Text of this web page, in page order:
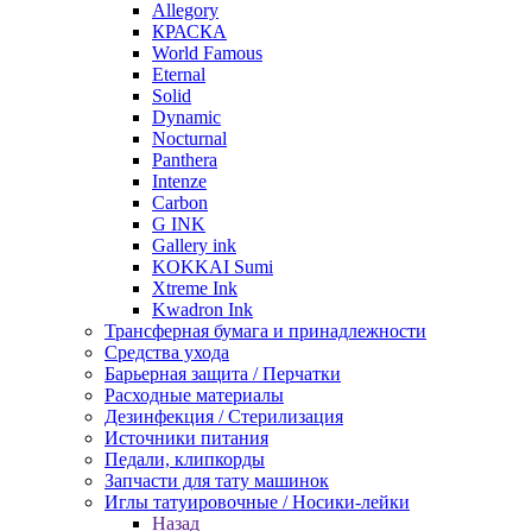
Allegory
КРАСКА
World Famous
Eternal
Solid
Dynamic
Nocturnal
Panthera
Intenze
Carbon
G INK
Gallery ink
KOKKAI Sumi
Xtreme Ink
Kwadron Ink
Трансферная бумага и принадлежности
Средства ухода
Барьерная защита / Перчатки
Расходные материалы
Дезинфекция / Стерилизация
Источники питания
Педали, клипкорды
Запчасти для тату машинок
Иглы татуировочные / Носики-лейки
Назад